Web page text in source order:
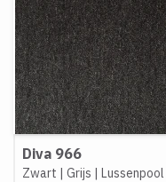
Diva 966
Zwart | Grijs | Lussenpool